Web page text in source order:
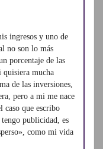
ingresos y uno de
no son lo más
porcentaje de las
quisiera mucha
de las inversiones,
pero a mi me nace
caso que escribo
publicidad, es
como mi vida